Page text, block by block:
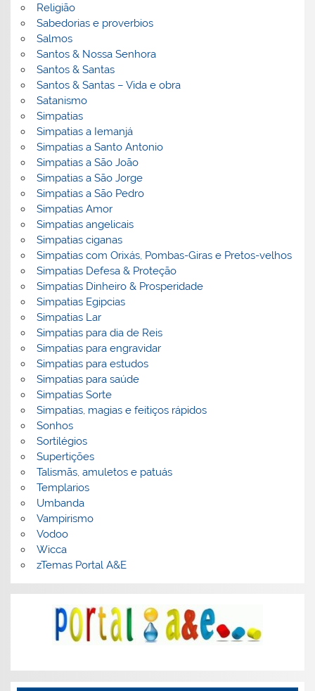
Religião
Sabedorias e proverbios
Salmos
Santos & Nossa Senhora
Santos & Santas
Santos & Santas – Vida e obra
Satanismo
Simpatias
Simpatias a Iemanjá
Simpatias a Santo Antonio
Simpatias a São João
Simpatias a São Jorge
Simpatias a São Pedro
Simpatias Amor
Simpatias angelicais
Simpatias ciganas
Simpatias com Orixás, Pombas-Giras e Pretos-velhos
Simpatias Defesa & Proteção
Simpatias Dinheiro & Prosperidade
Simpatias Egipcias
Simpatias Lar
Simpatias para dia de Reis
Simpatias para engravidar
Simpatias para estudos
Simpatias para saúde
Simpatias Sorte
Simpatias, magias e feitiços rápidos
Sonhos
Sortilégios
Supertições
Talismãs, amuletos e patuás
Templarios
Umbanda
Vampirismo
Vodoo
Wicca
zTemas Portal A&E